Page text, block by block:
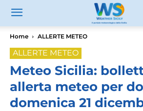
Home ALLERTE METEO
ALLERTE METEO
Meteo Sicilia:
allerta meteo per
domenica 21